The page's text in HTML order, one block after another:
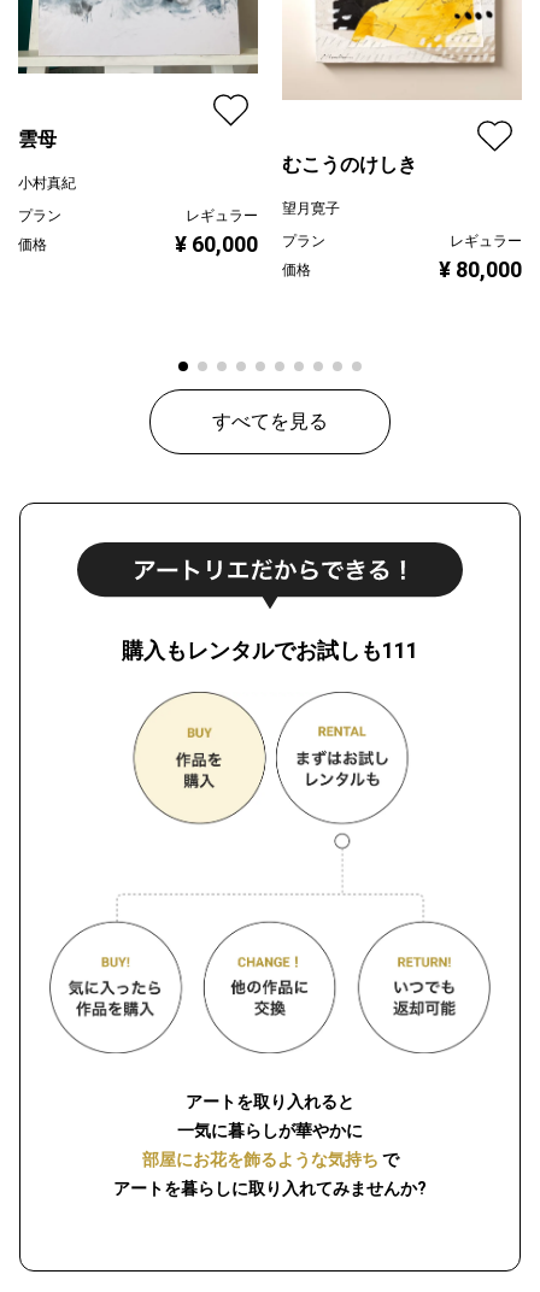
雲母
小村真紀
プラン
レギュラー
価格
¥ 60,000
むこうのけしき
望月寛子
プラン
レギュラー
価格
¥ 80,000
すべてを見る
購入もレンタルでお試しも111
アートを取り入れると
一気に暮らしが華やかに
部屋にお花を飾るような気持ち で
アートを暮らしに取り入れてみませんか?